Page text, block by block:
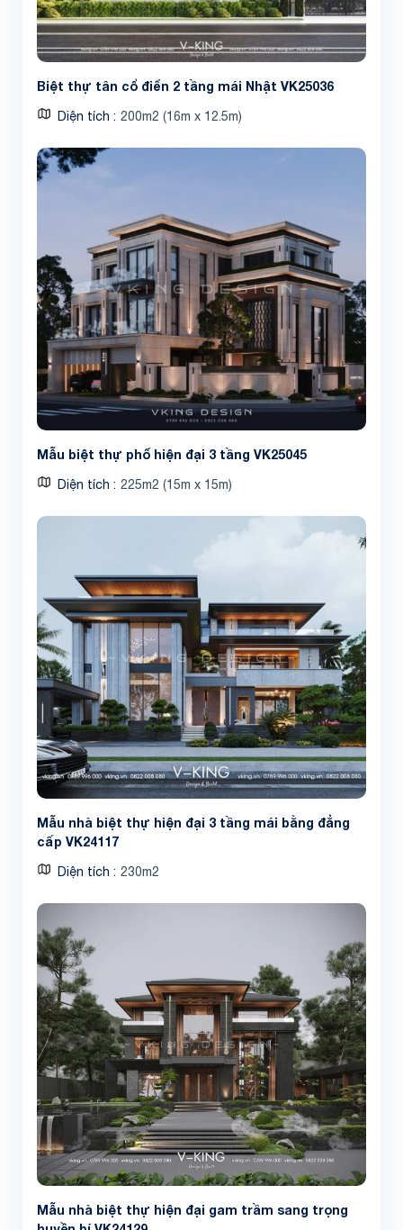
Biệt thự tân cổ điển 2 tầng mái Nhật VK25036
Diện tích 200m2 (16m x 12.5m)
Mẫu biệt thự phố hiện đại 3 tầng VK25045
Diện tích 225m2 (15m x 15m)
Mẫu nhà biệt thự hiện đại 3 tầng mái bằng đẳng
cấp VK24117
Diện tích 230m2
Mẫu nhà biệt thự hiện đại gam trầm sang trọng